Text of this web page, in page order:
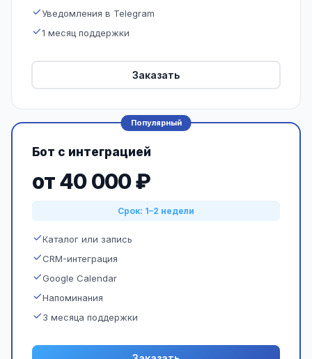
Уведомления в Telegram
1 месяц поддержки
Заказать
Популярный
Бот с интеграцией
от 40 000 ₽
Срок: 1–2 недели
Каталог или запись
CRM-интеграция
Google Calendar
Напоминания
3 месяца поддержки